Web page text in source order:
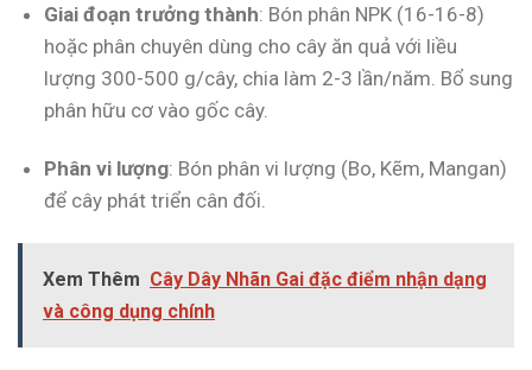
Giai đoạn trưởng thành: Bón phân NPK (16-16-8)
hoặc phân chuyên dùng cho cây ăn quả với liều
lượng 300-500 g/cây, chia làm 2-3 lần/năm. Bổ sung
phân hữu cơ vào gốc cây.
Phân vi lượng: Bón phân vi lượng (Bo, Kẽm, Mangan)
để cây phát triển cân đối.
Xem Thêm Cây Dây Nhãn Gai đặc điểm nhận dạng
và công dụng chính